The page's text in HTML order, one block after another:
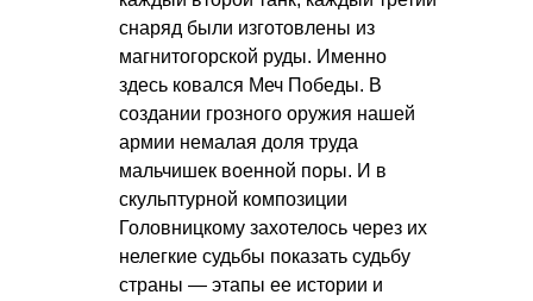
снаряд были изготовлены из
магнитогорской руды. Именно
здесь ковался Меч Победы. В
создании грозного оружия нашей
армии немалая доля труда
мальчишек военной поры. И в
скульптурной композиции
Головницкому захотелось через их
нелегкие судьбы показать судьбу
страны — этапы ее истории и